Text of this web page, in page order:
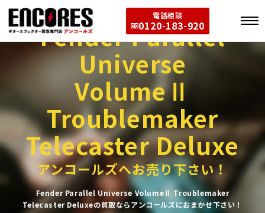
電話相談
0120-183-920
Fender Parallel
Universe
VolumeⅡ
Troublemaker
Telecaster Deluxe
アンコールズへお売り下さい！
Fender Parallel Universe VolumeⅡ Troublemaker
Telecaster Deluxeの買取ならアンコールズにおまかせ下さい！